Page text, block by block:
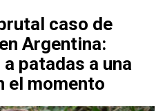
caso de
Argentina:
patadas a una
el momento